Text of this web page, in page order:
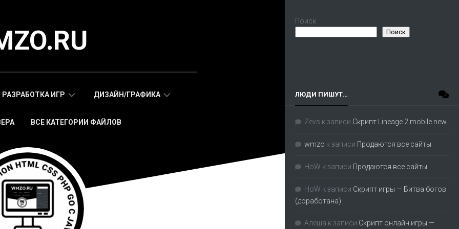
РАЗРАБОТКА ИГР
МОБИЛЬНЫХ
ИГР
HTML5
ИГРЫ
СКРИПТЫ
WEB
ДИЗАЙН/ГРАФИКА
HTML5
ВСЕ КАТЕГОРИИ ФАЙЛОВ
Поиск
Поиск
ЛЮДИ ПИШУТ…
Zevs к записи Скрипт Lineage 2 mobile new
wmzo к записи Продаются все сайты
HoW к записи Продаются все сайты
HoW к записи Скрипт игры — Битва богов
(доработана)
Алеша к записи Скрипт онлайн игры —